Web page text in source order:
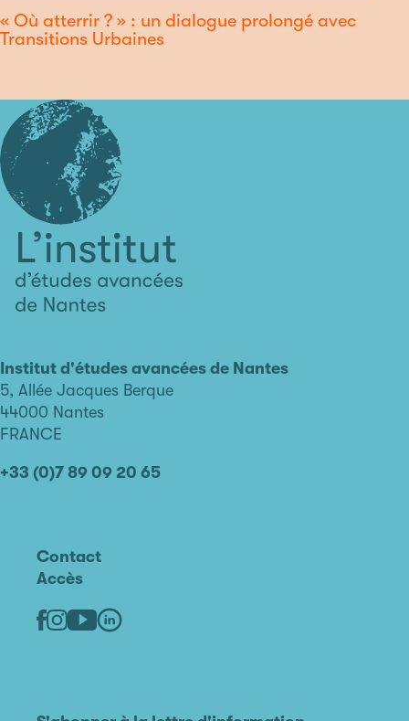
« Où atterrir ? » : un dialogue prolongé avec
Transitions Urbaines
avancées
de
Nantes
Institut d'études avancées de Nantes
5, Allée Jacques Berque
44000 Nantes
FRANCE
+33 (0)7 89 09 20 65
Contact
Accès
Facebook
Instagram
Youtube
Linkedin